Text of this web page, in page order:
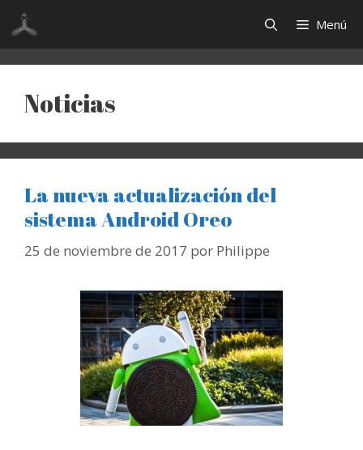
Saltar
contenido
Menú
Noticias
La nueva actualización del
sistema Android Oreo
25 de noviembre de 2017 por Philippe